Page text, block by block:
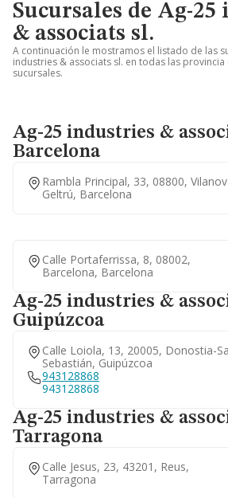
Sucursales de Ag-
& associats sl.
A continuación le mostramos el listado de las
industries & associats sl. en todas las provincia
sucursales.
Ag-25 industries &
Barcelona
Rambla Principal, 33, 08800,
Geltrú, Barcelona
Calle Portaferrissa, 8, 08002,
Barcelona, Barcelona
Ag-25 industries &
Guipúzcoa
Calle Loiola, 13, 20005, Donostia-
Sebastián, Guipúzcoa
943128868
943128868
Ag-25 industries &
Tarragona
Calle Jesus, 23, 43201, Reus,
Tarragona